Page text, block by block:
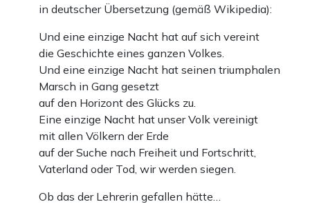
in deutscher Übersetzung (gemäß Wikipedia):
Und eine einzige Nacht hat auf sich vereint
die Geschichte eines ganzen Volkes.
Und eine einzige Nacht hat seinen triumphalen
Marsch in Gang gesetzt
auf den Horizont des Glücks zu.
Eine einzige Nacht hat unser Volk vereinigt
mit allen Völkern der Erde
auf der Suche nach Freiheit und Fortschritt,
Vaterland oder Tod, wir werden siegen.
Ob das der Lehrerin gefallen hätte…